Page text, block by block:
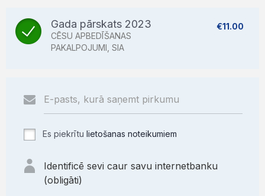
Gada pārskats 2023
CĒSU APBEDĪŠANAS
PAKALPOJUMI, SIA
€11.00
Es piekrītu lietošanas noteikumiem
Identificē sevi caur savu internetbanku
(obligāti)